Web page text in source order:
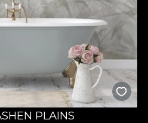
PLAINS